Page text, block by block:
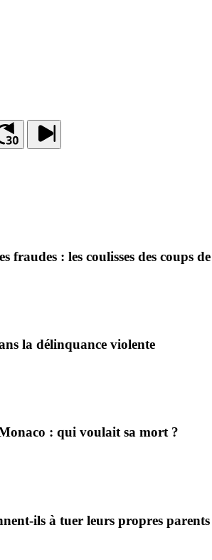
fraudes : les coulisses des coups
la délinquance violente
: qui voulait sa mort ?
ils à tuer leurs propres parents